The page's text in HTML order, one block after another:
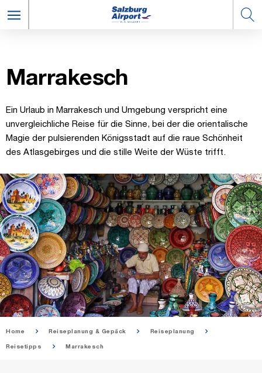
Mar­ra­kesch
Ein Urlaub in Marrakesch und Umgebung verspricht eine
unvergleichliche Reise für die Sinne, bei der die orientalische
Magie der pulsierenden Königsstadt auf die raue Schönheit
des Atlasgebirges und die stille Weite der Wüste trifft.
Home Reiseplanung & Gepäck Reiseplanung
Reisetipps Marrakesch